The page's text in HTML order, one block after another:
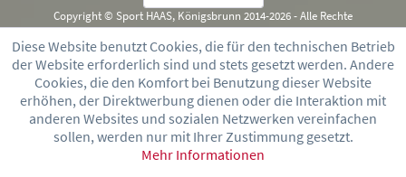
Copyright © Sport HAAS, Königsbrunn 2014-2026 - Alle Rechte
vorbehalten
Diese Website benutzt Cookies, die für den technischen Betrieb
der Website erforderlich sind und stets gesetzt werden. Andere
Cookies, die den Komfort bei Benutzung dieser Website
erhöhen, der Direktwerbung dienen oder die Interaktion mit
anderen Websites und sozialen Netzwerken vereinfachen
sollen, werden nur mit Ihrer Zustimmung gesetzt.
Mehr Informationen